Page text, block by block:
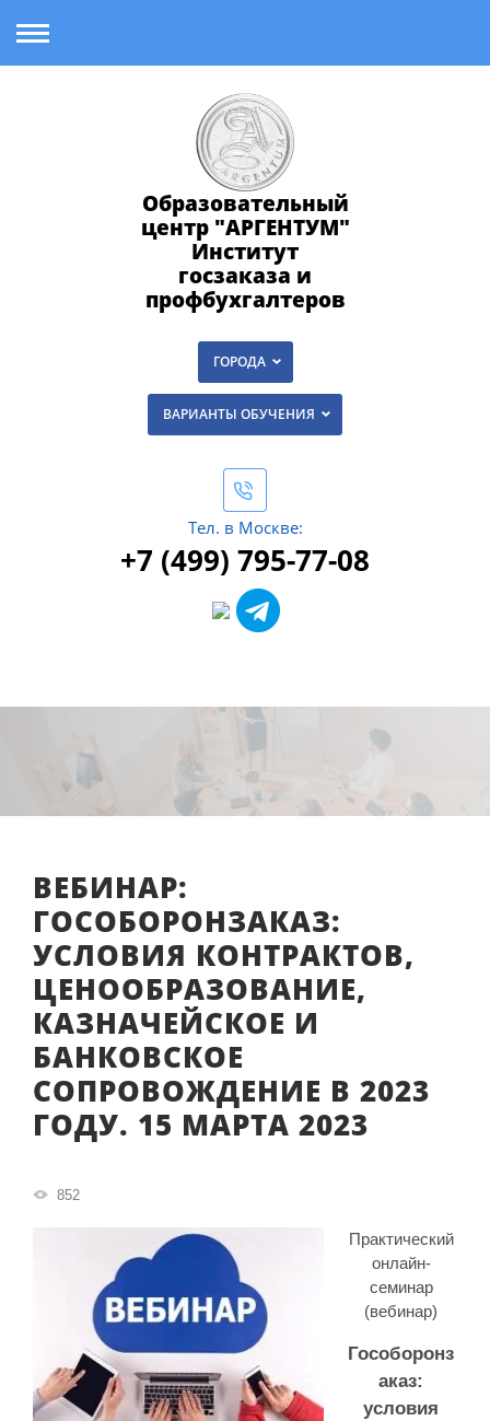
Образовательный
центр "АРГЕНТУМ"
Институт
госзаказа и
профбухгалтеров
ГОРОДА
ВАРИАНТЫ ОБУЧЕНИЯ
Тел. в Москве:
+7 (499) 795-77-08
ВЕБИНАР:
ГОСОБОРОНЗАКАЗ:
УСЛОВИЯ КОНТРАКТОВ,
ЦЕНООБРАЗОВАНИЕ,
КАЗНАЧЕЙСКОЕ И
БАНКОВСКОЕ
СОПРОВОЖДЕНИЕ В 2023
ГОДУ. 15 МАРТА 2023
852
Практический
онлайн-
семинар
(вебинар)
Гособоронз
аказ:
условия